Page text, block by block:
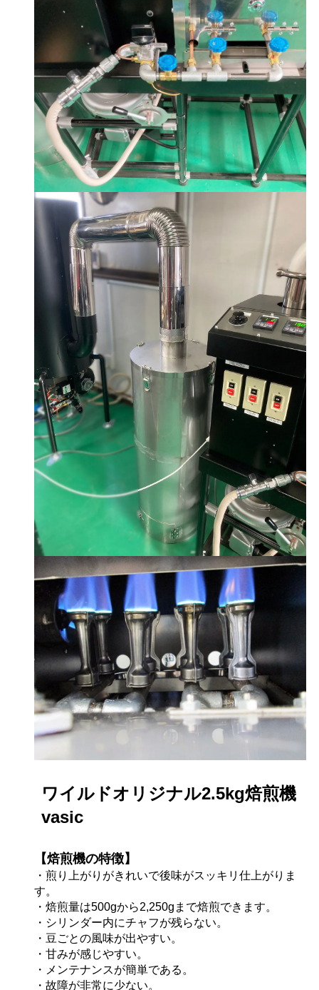
ワイルドオリジナル2.5kg焙煎機
vasic
【焙煎機の特徴】
・煎り上がりがきれいで後味がスッキリ仕上がりま
す。
・焙煎量は500gから2,250gまで焙煎できます。
・シリンダー内にチャフが残らない。
・豆ごとの風味が出やすい。
・甘みが感じやすい。
・メンテナンスが簡単である。
・故障が非常に少ない。